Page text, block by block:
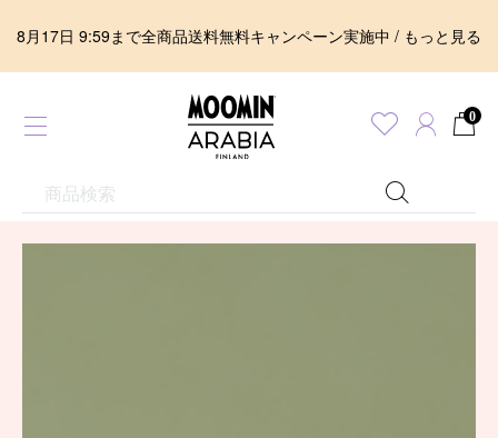
8月17日 9:59まで全商品送料無料キャンペーン実施中 / もっと見る
0